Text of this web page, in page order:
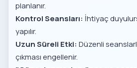
planlanır.
Kontrol Seansları: İhtiyaç
yapılır.
Uzun Süreli Etki: Düzenli
çıkması engellenir.